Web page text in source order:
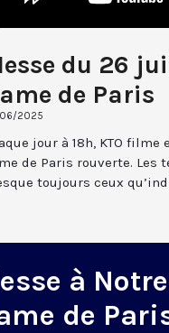
du 26
de Paris
2025
jour à 18h, KTO
de Paris rouverte. Les
toujours ceux
à
de